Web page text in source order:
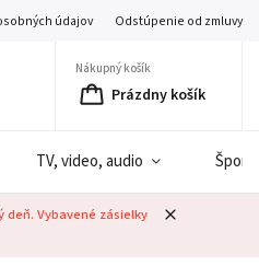
údajov Odstúpenie od zmluvy
Nákupný košík
Prázdny košík
TV, video, audio Šport
Vybavené zásielky